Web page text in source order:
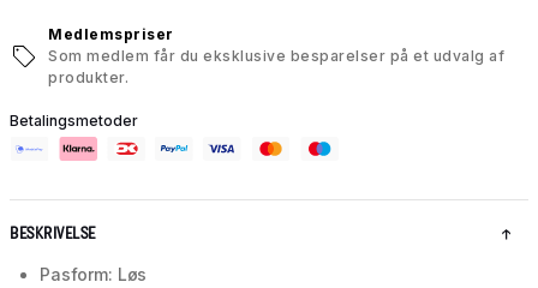
Medlemspriser
Som medlem får du eksklusive besparelser på et udvalg af
produkter.
Betalingsmetoder
BESKRIVELSE
Pasform: Løs